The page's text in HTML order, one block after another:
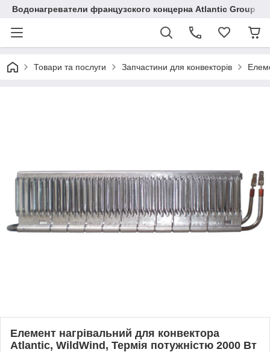
Водонагреватели французского концерна Atlantic Group в
Товари та послуги Запчастини для конвекторів
Елемент нагрівальний для конвектора
Atlantic, WildWind, Термія потужністю 2000 Вт